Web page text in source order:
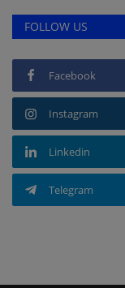
FOLLOW US
Facebook
Instagram
Linkedin
Telegram